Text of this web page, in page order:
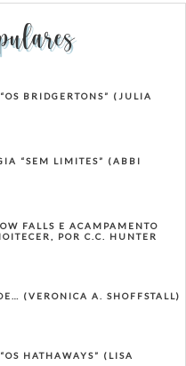
BRIDGERTONS” (JULIA
“SEM LIMITES” (ABBI
FALLS E ACAMPAMENTO
POR C.C. HUNTER
(VERONICA A. SHOFFSTALL)
HATHAWAYS” (LISA